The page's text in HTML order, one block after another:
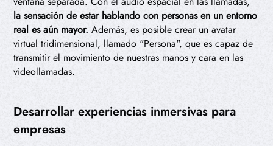
la sensación de estar hablando con personas en un entorno
real es aún mayor. Además, es posible crear un avatar
virtual tridimensional, llamado "Persona", que es capaz de
transmitir el movimiento de nuestras manos y cara en las
videollamadas.
Desarrollar experiencias inmersivas para
empresas